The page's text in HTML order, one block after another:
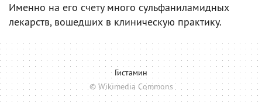
Именно на его счету много сульфаниламидных
лекарств, вошедших в клиническую практику.
Гистамин
© Wikimedia Commons